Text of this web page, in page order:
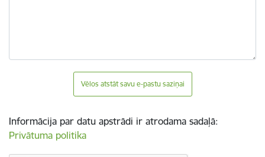
Vēlos atstāt savu e-pastu saziņai
Informācija par datu apstrādi ir atrodama sadaļā:
Privātuma politika